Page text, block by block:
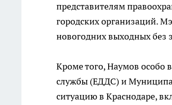
представителям
городских организаций.
новогодних выходных без
Кроме того, Наумов особо
службы (ЕДДС) и
ситуацию в Краснодаре,